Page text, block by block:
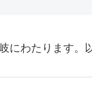
にわたります。